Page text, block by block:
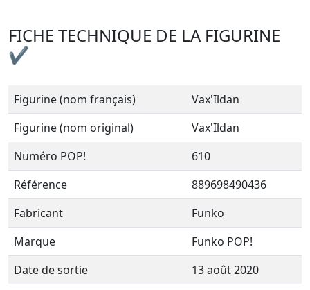
FICHE TECHNIQUE DE LA FIGURINE
✔
Figurine (nom français)
Vax'Ildan
Figurine (nom original)
Vax'Ildan
Numéro POP!
610
Référence
889698490436
Fabricant
Funko
Marque
Funko POP!
Date de sortie
13 août 2020